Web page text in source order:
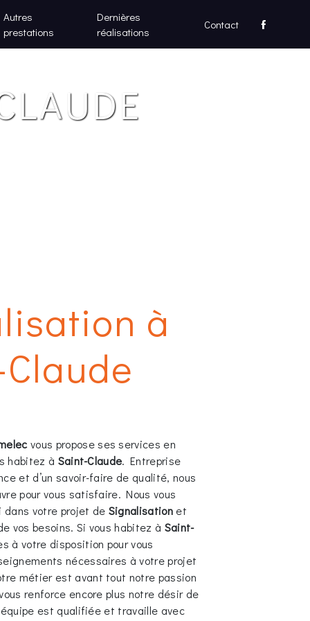
Autres
prestations
Dernières
réalisations
Contact
à
vous propose ses services en
habitez à Saint-Claude. Entreprise
et d’un savoir-faire de qualité, nous
pour vous satisfaire. Nous vous
dans votre projet de Signalisationet
vos besoins. Si vous habitez à Saint-
à votre disposition pour vous
nécessaires à votre projet
métier est avant tout notre passion
renforce encore plus notre désir de
est qualifiée et travaille avec